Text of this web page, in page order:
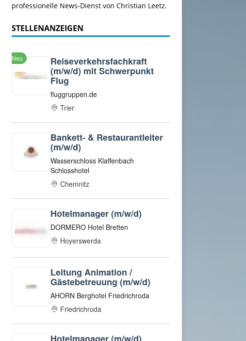
professionelle News-Dienst von Christian Leetz.
STELLENANZEIGEN